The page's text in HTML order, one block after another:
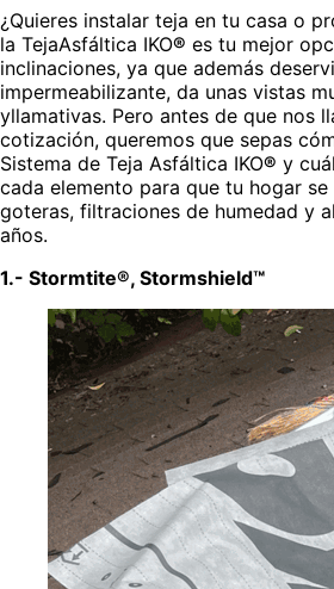
¿Quieres instalar teja en tu casa o
la TejaAsfáltica IKO® es tu mejor
inclinaciones, ya que además
impermeabilizante, da unas vistas
yllamativas. Pero antes de que nos
cotización, queremos que sepas
Sistema de Teja Asfáltica IKO® y
cada elemento para que tu hogar
goteras, filtraciones de humedad y
años.
1.- Stormtite®, Stormshield™